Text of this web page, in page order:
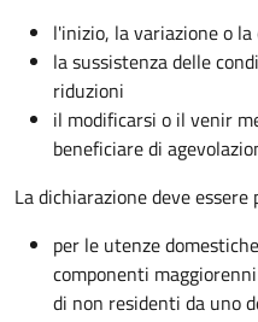
l'inizio, la variazione o la
la sussistenza delle
riduzioni
il modificarsi o il venir
beneficiare di
La dichiarazione deve essere
per le utenze
componenti
di non residenti da uno